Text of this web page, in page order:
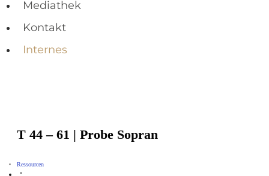
Mediathek
Kontakt
Internes
T 44 – 61 | Probe Sopran
Ressourcen